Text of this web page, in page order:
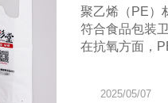
聚乙烯（PE）
符合食品包装
在抗氧方面，
2025/05/07